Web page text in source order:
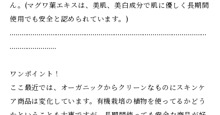
ん。(マグワ葉エキスは、美肌、美白成分で肌に優しく長期間
使用でも安全と認められています。)
…………………………………………………………………………………………
……………………
ワンポイント！
ここ最近では、オーガニックからクリーンなものにスキンケ
ア商品は変化しています。有機栽培の植物を使ってるかどう